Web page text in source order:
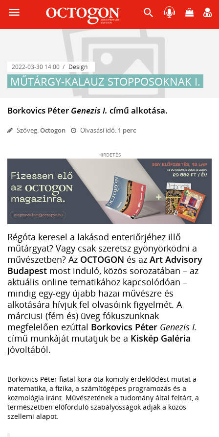
menu search
2022-03-30 14:00 Design
MŰTÁRGY-KALAUZ STOPPOSOKNAK I.
Borkovics Péter Genezis I. című alkotása.
Szöveg:Octogon Olvasási idő: 1 perc
HIRDETÉS
Régóta keresel a lakásod enteriőrjéhez illő
műtárgyat? Vagy csak szeretsz gyönyörködni a
művészetben? Az OCTOGON és az Art Advisory
Budapest most induló, közös sorozatában – az
aktuális online tematikához kapcsolódóan –
mindig egy-egy újabb hazai művészre és
alkotására hívjuk fel olvasóink figyelmét. A
márciusi (fém és) üveg fókuszunknak
megfelelően ezúttal Borkovics Péter Genezis I.
című munkáját mutatjuk be a Kiskép Galéria
jóvoltából.
Borkovics Péter fiatal kora óta komoly érdeklődést mutat a
matematika, a fizika, a számítógépes programozás és a
kozmológia iránt. Művészetének a tudomány által feltárt, a
természetben előforduló szabályosságok adják a közös
szellemi alapot.